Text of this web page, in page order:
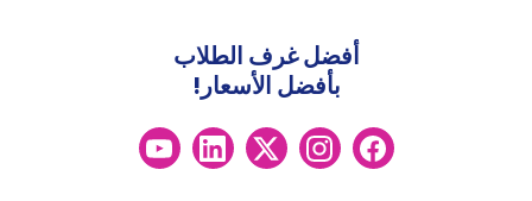
أفضل غرف الطلاب
بأفضل الأسعار!